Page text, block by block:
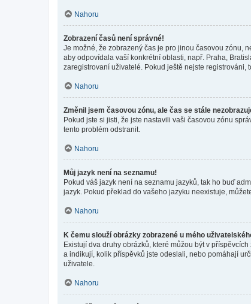
Nahoru
Zobrazení časů není správné!
Je možné, že zobrazený čas je pro jinou časovou zónu,
aby odpovídala vaší konkrétní oblasti, např. Praha,
zaregistrovaní uživatelé. Pokud ještě nejste registrováni,
Nahoru
Změnil jsem časovou zónu, ale čas se stále
Pokud jste si jisti, že jste nastavili vaši časovou zónu
tento problém odstranit.
Nahoru
Můj jazyk není na seznamu!
Pokud váš jazyk není na seznamu jazyků, tak ho buď
jazyk. Pokud překlad do vašeho jazyku neexistuje,
Nahoru
K čemu slouží obrázky zobrazené u mého
Existují dva druhy obrázků, které můžou být v
a indikují, kolik příspěvků jste odeslali, nebo pomáhají
uživatele.
Nahoru